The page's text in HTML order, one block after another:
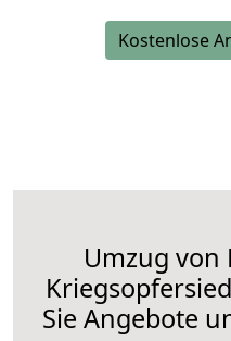
Kostenlose
Umzug von
Sie Angebote